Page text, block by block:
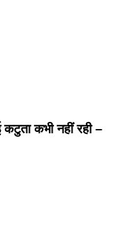
कभी नहीं रही –